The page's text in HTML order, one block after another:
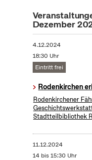
Dezember
4.12.2024
18:30 Uhr
Eintritt frei
Rodenkirchen
Rodenkirchener
Stadtteilbibliothek
11.12.2024
14 bis 15:30 Uhr